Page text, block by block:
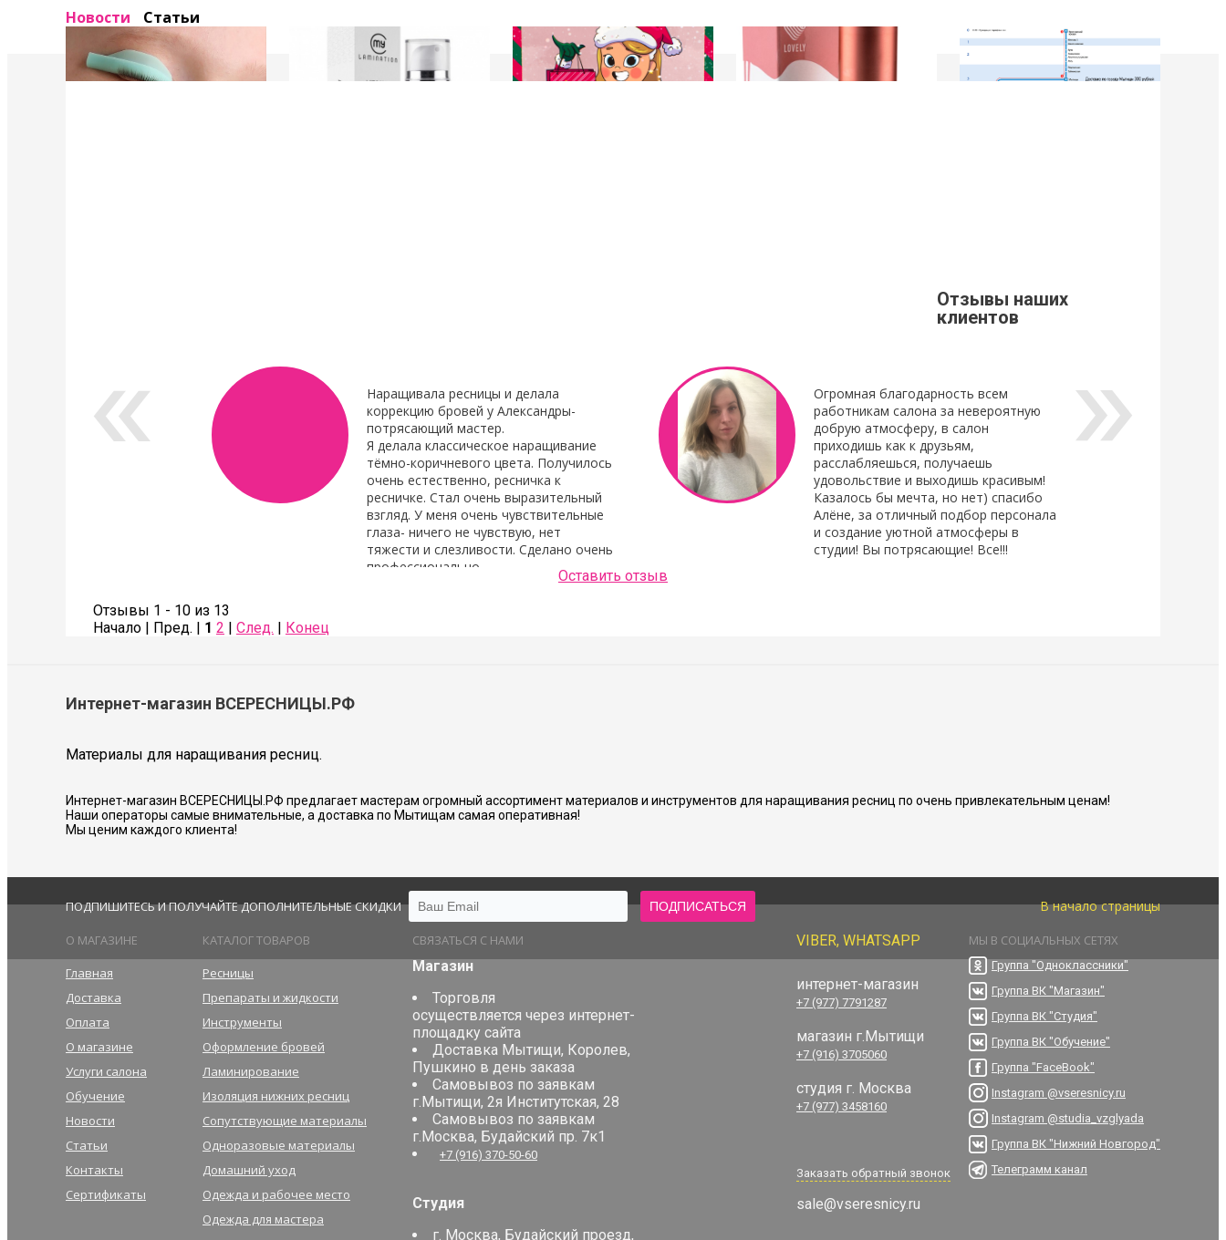
Новости Статьи
Отзывы наших
клиентов
Наращивала ресницы и делала
коррекцию бровей у Александры-
потрясающий мастер.
Я делала классическое наращивание
тёмно-коричневого цвета. Получилось
очень естественно, ресничка к
ресничке. Стал очень выразительный
взгляд. У меня очень чувствительные
глаза- ничего не чувствую, нет
тяжести и слезливости. Сделано очень
профессионально.
Также сделала коррекцию бровей- очень аккуратно и хорошо сделано.
Советую всем!
Соколова Галина
Огромная благодарность всем
работникам салона за невероятную
добрую атмосферу, в салон
приходишь как к друзьям,
расслабляешься, получаешь
удовольствие и выходишь красивым!
Казалось бы мечта, но нет) спасибо
Алёне, за отличный подбор персонала
и создание уютной атмосферы в
студии! Вы потрясающие! Все!!!
Людмила Шашок
Оставить отзыв
Отзывы 1 - 10 из 13
Начало | Пред. | 1 2 След. Конец
Интернет-магазин ВСЕРЕСНИЦЫ.РФ
Материалы для наращивания ресниц.
Интернет-магазин ВСЕРЕСНИЦЫ.РФ предлагает мастерам огромный ассортимент материалов и инструментов для наращивания ресниц по очень привлекательным ценам!
Наши операторы самые внимательные, а доставка по Мытищам самая оперативная!
Мы ценим каждого клиента!
ПОДПИШИТЕСЬ И ПОЛУЧАЙТЕ ДОПОЛНИТЕЛЬНЫЕ СКИДКИ В начало страницы
О МАГАЗИНЕ
Главная
Доставка
Оплата
О магазине
Услуги салона
Обучение
Новости
Статьи
Контакты
Сертификаты
КАТАЛОГ ТОВАРОВ
Ресницы
Препараты и жидкости
Инструменты
Оформление бровей
Ламинирование
Изоляция нижних ресниц
Сопутствующие материалы
Одноразовые материалы
Домашний уход
Одежда и рабочее место
Одежда для мастера
СВЯЗАТЬСЯ С НАМИ
Магазин
Торговля
осуществляется через интернет-
площадку сайта
Доставка Мытищи, Королев,
Пушкино в день заказа
Самовывоз по заявкам
г.Мытищи, 2я Институтская, 28
Самовывоз по заявкам
г.Москва, Будайский пр. 7к1
+7 (916) 370-50-60
Студия
г. Москва, Будайский проезд,
МЫ В СОЦИАЛЬНЫХ СЕТЯХ
Группа "Одноклассники"
Группа ВК "Магазин"
Группа ВК "Студия"
Группа ВК "Обучение"
Группа "FaceBook"
Instagram @vseresnicy.ru
Instagram @studia_vzglyada
Группа ВК "Нижний Новгород"
Телеграмм канал
VIBER, WHATSAPP
интернет-магазин
+7 (977) 7791287
магазин г.Мытищи
+7 (916) 3705060
студия г. Москва
+7 (977) 3458160
Заказать обратный звонок
sale@vseresnicy.ru